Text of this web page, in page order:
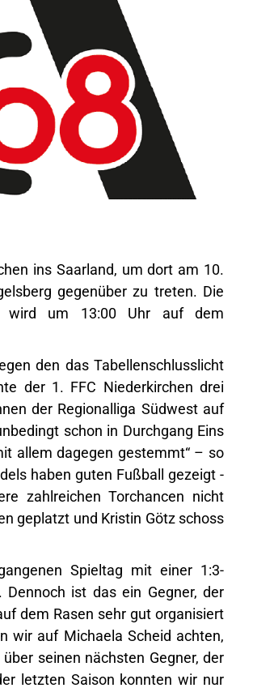
ins Saarland, um dort am 10.
gegenüber zu treten. Die
wird um 13:00 Uhr auf dem
den das Tabellenschlusslicht
der 1. FFC Niederkirchen drei
der Regionalliga Südwest auf
schon in Durchgang Eins
allem dagegen gestemmt“ – so
haben guten Fußball gezeigt -
zahlreichen Torchancen nicht
geplatzt und Kristin Götz schoss
Spieltag mit einer 1:3-
ist das ein Gegner, der
dem Rasen sehr gut organisiert
wir auf Michaela Scheid achten,
seinen nächsten Gegner, der
letzten Saison konnten wir nur